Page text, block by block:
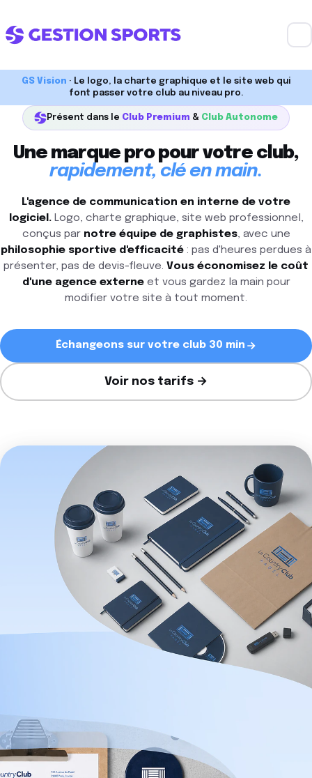
GS Vision · Le logo, la charte graphique et le site web qui
font passer votre club au niveau pro.
Présent dans le Club Premium & Club Autonome
Une marque pro pour votre club,
rapidement, clé en main.
L'agence de communication en interne de votre
logiciel.Logo, charte graphique, site web professionnel,
conçus par notre équipe de graphistes, avec une
philosophie sportive d'efficacité : pas d'heures perdues à
présenter, pas de devis-fleuve. Vous économisez le coût
d'une agence externeet vous gardez la main pour
modifier votre site à tout moment.
Échangeons sur votre club 30 min
Voir nos tarifs →